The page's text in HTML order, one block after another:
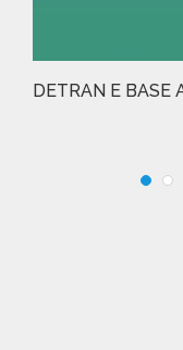
DETRAN E BASE